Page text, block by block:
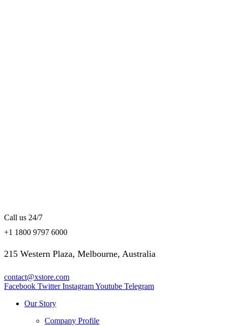
Call us 24/7
+1 1800 9797 6000
215 Western Plaza, Melbourne, Australia
contact@xstore.com
Facebook Twitter InstagramYoutube Telegram
Our Story
Company Profile